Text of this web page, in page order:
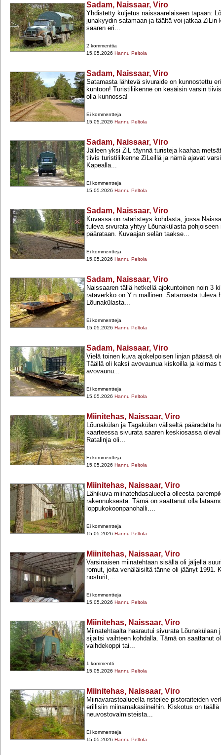
Sadam, Naissaar, Viro
Yhdistetty kuljetus naissaarelaiseen tapaan:
junakyydin satamaan ja täältä voi jatkaa ZiLin
saaren eri...
2 kommenttia
15.05.2026 Hannu Peltola
Sadam, Naissaar, Viro
Satamasta lähtevä sivuraide on kunnostettu
kuntoon! Turistiliikenne on kesäisin varsin
olla kunnossa!
Ei kommentteja
15.05.2026 Hannu Peltola
Sadam, Naissaar, Viro
Jälleen yksi ZiL täynnä turisteja kaahaa
tiivis turistiliikenne ZiLeillä ja nämä ajavat
Kapealla...
Ei kommentteja
15.05.2026 Hannu Peltola
Sadam, Naissaar, Viro
Kuvassa on rataristeys kohdasta, jossa
tuleva sivurata yhtyy Lõunakülasta pohjoiseen
päärataan. Kuvaajan selän taakse...
Ei kommentteja
15.05.2026 Hannu Peltola
Sadam, Naissaar, Viro
Naissaaren tällä hetkellä ajokuntoinen noin 3
rataverkko on Y:n mallinen. Satamasta tuleva
Lõunakülasta...
Ei kommentteja
15.05.2026 Hannu Peltola
Sadam, Naissaar, Viro
Vielä toinen kuva ajokelpoisen linjan päässä
Täällä oli kaksi avovaunua kiskoilla ja kolmas
avovaunu...
Ei kommentteja
15.05.2026 Hannu Peltola
Miinitehas, Naissaar, Viro
Lõunakülan ja Tagakülan väliseltä pääradalta
kaarteessa sivurata saaren keskiosassa
Ratalinja oli...
Ei kommentteja
15.05.2026 Hannu Peltola
Miinitehas, Naissaar, Viro
Lähikuva miinatehdasalueella olleesta
rakennuksesta. Tämä on saattanut olla
loppukokoonpanohalli....
Ei kommentteja
15.05.2026 Hannu Peltola
Miinitehas, Naissaar, Viro
Varsinaisen miinatehtaan sisällä oli jäljellä
romut, joita venäläisiltä tänne oli jäänyt 1991.
nosturit,...
Ei kommentteja
15.05.2026 Hannu Peltola
Miinitehas, Naissaar, Viro
Miinatehtaalta haarautui sivurata Lõunakülaan
sijaitsi vaihteen kohdalla. Tämä on saattanut
vaihdekoppi tai...
1 kommentti
15.05.2026 Hannu Peltola
Miinitehas, Naissaar, Viro
Miinavarastoalueella risteilee pistoraiteiden
erillisiin miinamakasiineihin. Kiskotus on täällä
neuvostovalmisteista...
Ei kommentteja
15.05.2026 Hannu Peltola